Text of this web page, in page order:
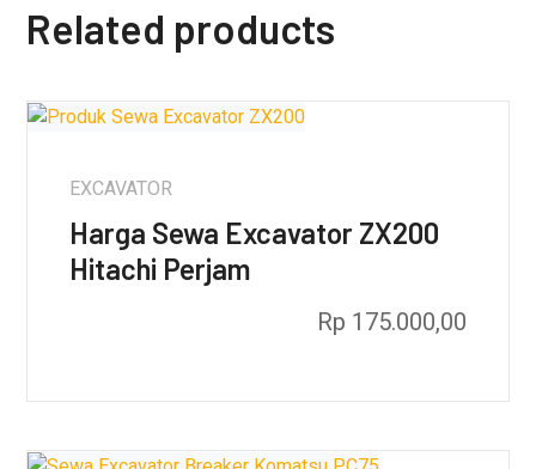
Related products
EXCAVATOR
Harga Sewa Excavator ZX200
Hitachi Perjam
Rp 175.000,00